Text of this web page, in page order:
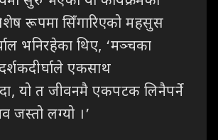
रूपमा सिँगारिएको महसुस
भनिरहेका थिए, ‘मञ्चका
एकसाथ
, यो त जीवनमै एकपटक लिनैपर्ने
जस्तो लग्यो ।’